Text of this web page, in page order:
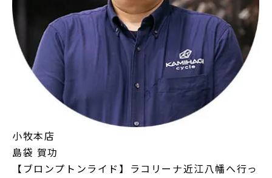
小牧本店
島袋 賀功
【ブロンプトンライド】ラコリーナ近江八幡へ行っ